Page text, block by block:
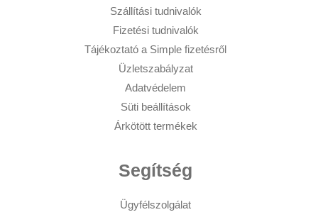
Szállítási tudnivalók
Fizetési tudnivalók
Tájékoztató a Simple fizetésről
Üzletszabályzat
Adatvédelem
Süti beállítások
Árkötött termékek
Segítség
Ügyfélszolgálat